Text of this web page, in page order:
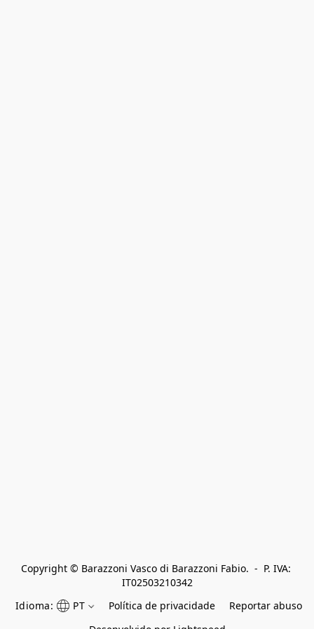
Copyright © Barazzoni Vasco di Barazzoni Fabio.  -  P. IVA:
IT02503210342
Idioma:
PT Política de privacidade
Reportar abuso